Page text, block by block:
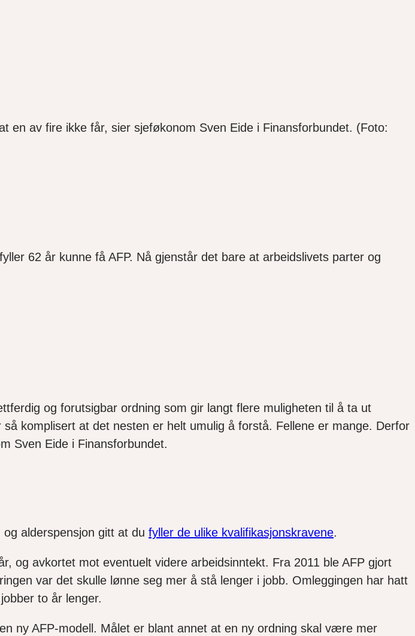
en av fire ikke får, sier sjeføkonom Sven Eide i Finansforbundet. (Foto:
62 år kunne få AFP. Nå gjenstår det bare at arbeidslivets parter og
og forutsigbar ordning som gir langt flere muligheten til å ta ut
komplisert at det nesten er helt umulig å forstå. Fellene er mange. Derfor
Sven Eide i Finansforbundet.
alderspensjon gitt at du fyller de ulike kvalifikasjonskravene.
og avkortet mot eventuelt videre arbeidsinntekt. Fra 2011 ble AFP gjort
var det skulle lønne seg mer å stå lenger i jobb. Omleggingen har hatt
to år lenger.
ny AFP-modell. Målet er blant annet at en ny ordning skal være mer